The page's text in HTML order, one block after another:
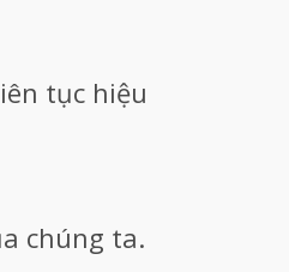
tục hiệu
chúng ta.